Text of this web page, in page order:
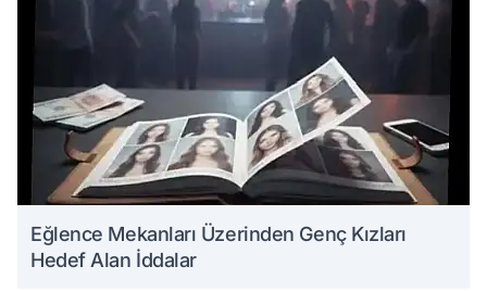
Eğlence Mekanları Üzerinden Genç Kızları
Hedef Alan İddalar